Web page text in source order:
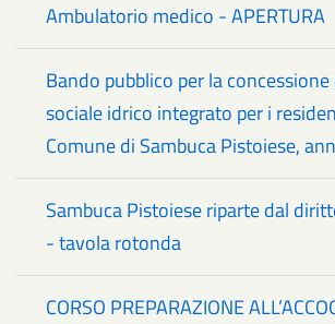
Ambulatorio medico - APERTURA
Bando pubblico per la
sociale idrico integrato per i
Comune di Sambuca Pistoiese,
Sambuca Pistoiese riparte dal
- tavola rotonda
CORSO PREPARAZIONE